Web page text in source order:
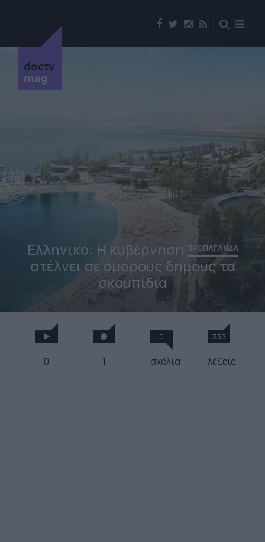
doctv
mag
Ελληνικό: Η κυβέρνηση ΠΡΟΠΑΓΑΝΔΑ
στέλνει σε όμορους δήμους τα
σκουπίδια
0 1
0
σχόλια
333
λέξεις